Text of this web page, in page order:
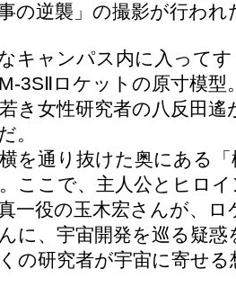
の逆襲」の撮影が行われ
キャンパス内に入って
3SⅡロケットの原寸模
き女性研究者の八反田
。
を通り抜けた奥にある
ここで、主人公とヒロ
一役の玉木宏さんが、
に、宇宙開発を巡る疑
の研究者が宇宙に寄せ